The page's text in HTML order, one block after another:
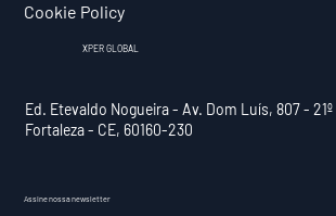
Cookie Policy
XPER GLOBAL
Ed. Etevaldo Nogueira - Av. Dom Luís, 807 - 21º
Fortaleza - CE, 60160-230
Assine nossa newsletter